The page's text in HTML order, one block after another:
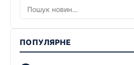
ПОПУЛЯРНЕ